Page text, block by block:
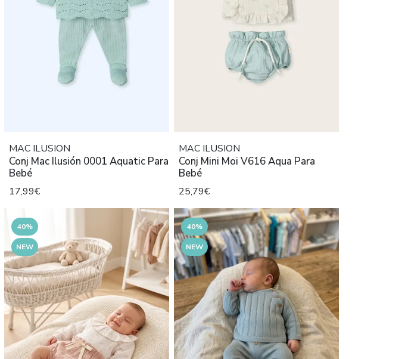
MAC ILUSION
Conj Mac Ilusión 0001 Aquatic Para
Bebé
17,99€
MAC ILUSION
Conj Mini Moi V616 Aqua Para
Bebé
25,79€
40%
NEW
40%
NEW